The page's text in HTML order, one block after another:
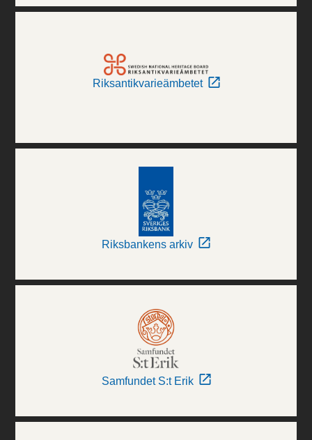
Riksantikvarieämbetet
Riksbankens arkiv
Samfundet S:t Erik